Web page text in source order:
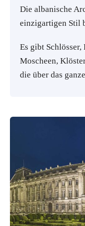
Die albanische
einzigartigen Stil
Es gibt
Moscheen,
die über das